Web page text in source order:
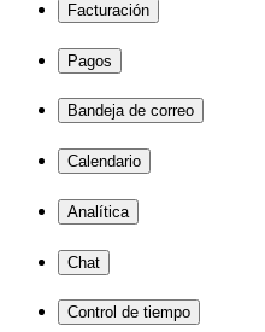
Facturación
Pagos
Bandeja de correo
Calendario
Analítica
Chat
Control de tiempo